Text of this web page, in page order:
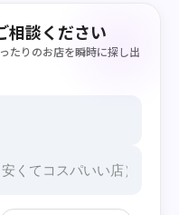
相談ください
たりのお店を瞬時に探し出